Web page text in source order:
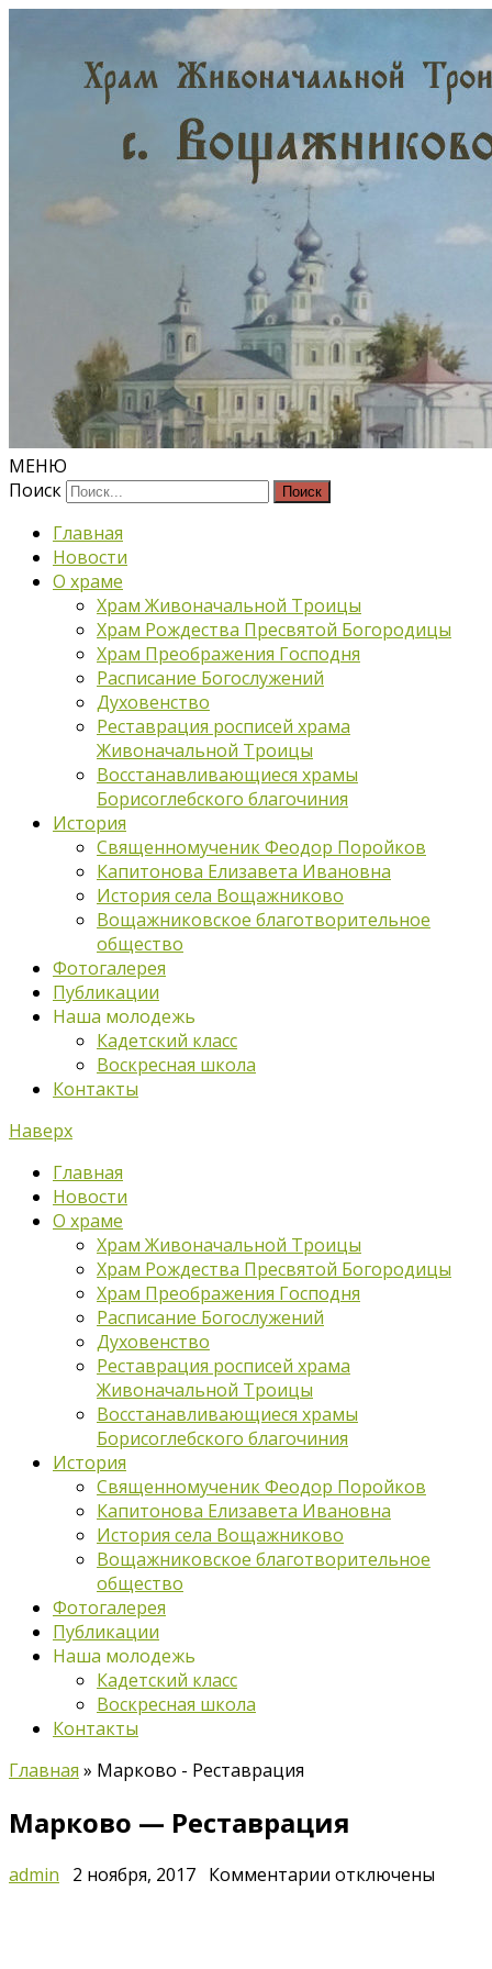
МЕНЮ
Поиск
Главная
Новости
О храме
Храм Живоначальной Троицы
Храм Рождества Пресвятой Богородицы
Храм Преображения Господня
Расписание Богослужений
Духовенство
Реставрация росписей храма
Живоначальной Троицы
Восстанавливающиеся храмы
Борисоглебского благочиния
История
Священномученик Феодор Поройков
Капитонова Елизавета Ивановна
История села Вощажниково
Вощажниковское благотворительное
общество
Фотогалерея
Публикации
Наша молодежь
Кадетский класс
Воскресная школа
Контакты
Наверх
Главная
Новости
О храме
Храм Живоначальной Троицы
Храм Рождества Пресвятой Богородицы
Храм Преображения Господня
Расписание Богослужений
Духовенство
Реставрация росписей храма
Живоначальной Троицы
Восстанавливающиеся храмы
Борисоглебского благочиния
История
Священномученик Феодор Поройков
Капитонова Елизавета Ивановна
История села Вощажниково
Вощажниковское благотворительное
общество
Фотогалерея
Публикации
Наша молодежь
Кадетский класс
Воскресная школа
Контакты
Главная » Марково - Реставрация
Марково — Реставрация
admin 2 ноября, 2017 Комментарии котключены